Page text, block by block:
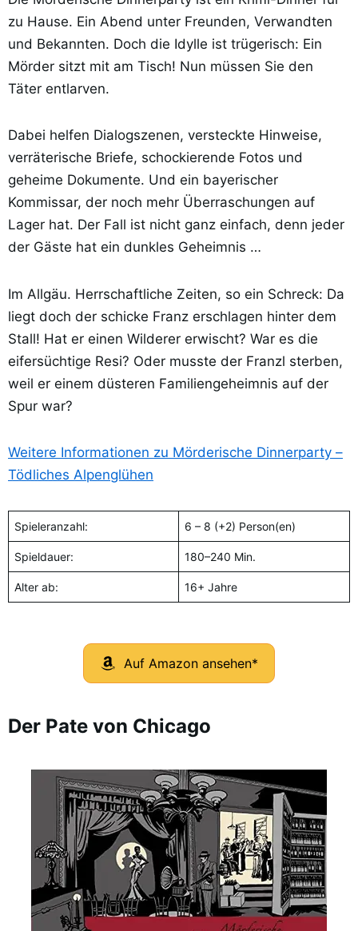
zu Hause. Ein Abend unter Freunden, Verwandten
und Bekannten. Doch die Idylle ist trügerisch: Ein
Mörder sitzt mit am Tisch! Nun müssen Sie den
Täter entlarven.
Dabei helfen Dialogszenen, versteckte Hinweise,
verräterische Briefe, schockierende Fotos und
geheime Dokumente. Und ein bayerischer
Kommissar, der noch mehr Überraschungen auf
Lager hat. Der Fall ist nicht ganz einfach, denn jeder
der Gäste hat ein dunkles Geheimnis …
Im Allgäu. Herrschaftliche Zeiten, so ein Schreck: Da
liegt doch der schicke Franz erschlagen hinter dem
Stall! Hat er einen Wilderer erwischt? War es die
eifersüchtige Resi? Oder musste der Franzl sterben,
weil er einem düsteren Familiengeheimnis auf der
Spur war?
Weitere Informationen zu Mörderische Dinnerparty –
Tödliches Alpenglühen
Spieleranzahl: 6 – 8 (+2) Person(en)
Spieldauer: 180–240 Min.
Alter ab: 16+ Jahre
Auf Amazon ansehen*
Der Pate von Chicago